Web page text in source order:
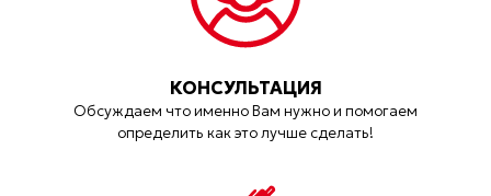
КОНСУЛЬТАЦИЯ
Обсуждаем что именно Вам нужно и помогаем
определить как это лучше сделать!